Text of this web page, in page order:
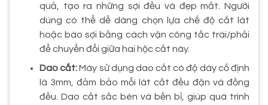
quả, tạo ra những sợi đều và đẹp mắt. Người
dùng có thể dễ dàng chọn lựa chế độ cắt lát
hoặc bào sợi bằng cách vặn công tắc trái/phải
để chuyển đổi giữa hai hộc cắt này.
Dao cắt:Máy sử dụng dao cắt có độ dày cố định
là 3mm, đảm bảo mỗi lát cắt đều đặn và đồng
đều. Dao cắt sắc bén và bền bỉ, giúp quá trình